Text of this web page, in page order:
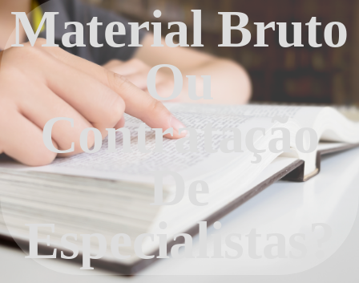
Material Bruto
Ou
Contratação
De
Especialistas?